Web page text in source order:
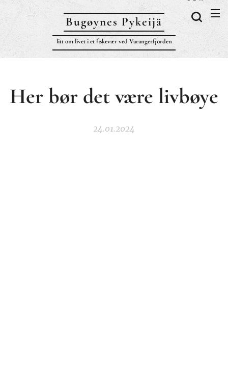
Bugøynes Pykeijä
litt om livet i et fiskevær ved Varangerfjorden
Her bør det være livbøye
24.01.2024